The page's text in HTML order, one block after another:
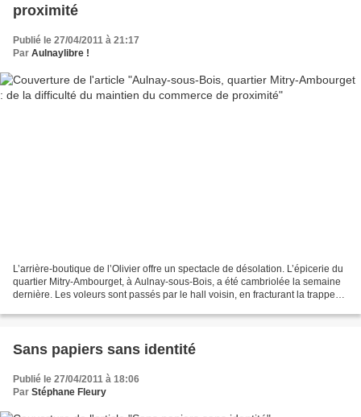
proximité
Publié le 27/04/2011 à 21:17
Par Aulnaylibre !
L’arrière-boutique de l’Olivier offre un spectacle de désolation. L’épicerie du
quartier Mitry-Ambourget, à Aulnay-sous-Bois, a été cambriolée la semaine
dernière. Les voleurs sont passés par le hall voisin, en fracturant la trappe
Sans papiers sans identité
Publié le 27/04/2011 à 18:06
Par Stéphane Fleury